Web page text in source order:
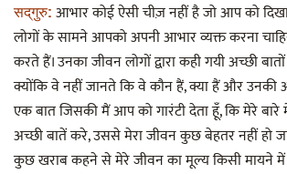
सद्‌गुरु: आभार कोई ऐसी चीज़ नहीं है जो आप को
लोगों के सामने आपको अपनी आभार व्यक्त करना
करते हैं। उनका जीवन लोगों द्वारा कही गयी अच्छी
क्योंकि वे नहीं जानते कि वे कौन हैं, क्या हैं और उनकी
एक बात जिसकी मैं आप को गारंटी देता हूँ, कि मेरे बारे
अच्छी बातें करे, उससे मेरा जीवन कुछ बेहतर नहीं हो
कुछ खराब कहने से मेरे जीवन का मूल्य किसी मायने में